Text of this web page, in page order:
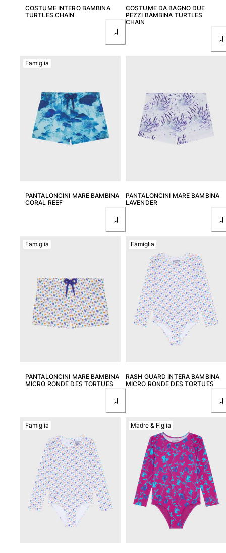
Infradito
Mocassino
Outdoor
Calzini
Vedi tutti i Calzini
Giochi da spiaggia
Vedi tutti i Portachiavi
Vedi tutti i Gioielli e Orologi
Regali
Ispirazioni
LE SPIAGGE VILEBREQUIN
GIFT CARD
Consegna
Domande frequenti
Trova il negozio
Contattaci
Monitora il mio ordine
Il mio account
COSTUME INTERO BAMBINA
TURTLES CHAIN
COSTUME DA BAGNO DUE
PEZZI BAMBINA TURTLES
CHAIN
PANTALONCINI MARE BAMBINA
CORAL REEF
Famiglia
PANTALONCINI MARE BAMBINA
LAVENDER
PANTALONCINI MARE BAMBINA
MICRO RONDE DES TORTUES
Famiglia
RASH GUARD INTERA BAMBINA
MICRO RONDE DES TORTUES
Famiglia
Famiglia Madre & Figlia